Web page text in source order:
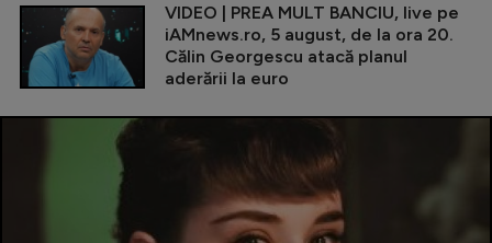
VIDEO | PREA MULT BANCIU, live pe
iAMnews.ro, 5 august, de la ora 20.
Călin Georgescu atacă planul
aderării la euro